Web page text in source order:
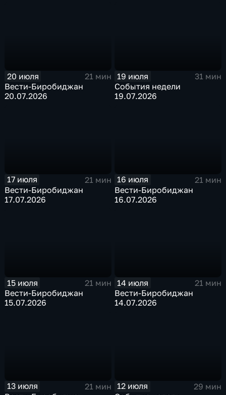
20 июля
21 мин
Вести-Биробиджан
20.07.2026
19 июля
31 мин
События недели
19.07.2026
17 июля
21 мин
Вести-Биробиджан
17.07.2026
16 июля
21 мин
Вести-Биробиджан
16.07.2026
15 июля
21 мин
Вести-Биробиджан
15.07.2026
14 июля
21 мин
Вести-Биробиджан
14.07.2026
13 июля
21 мин
12 июля
29 мин